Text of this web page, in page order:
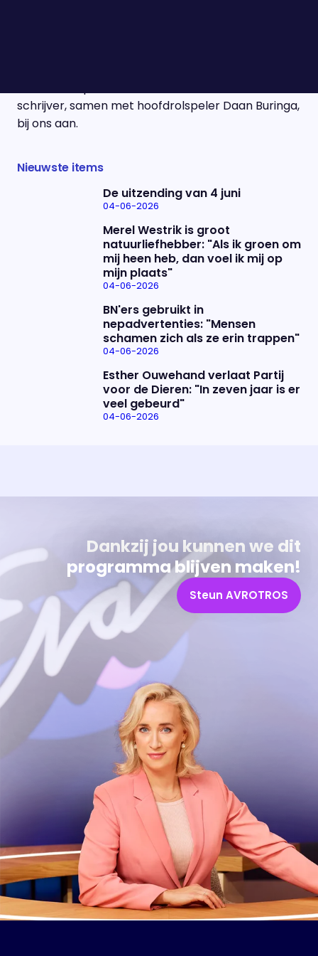
schrijver, samen met hoofdrolspeler Daan Buringa,
bij ons aan.
Nieuwste items
De uitzending van 4 juni
04-06-2026
Merel Westrik is groot
natuurliefhebber: "Als ik groen om
mij heen heb, dan voel ik mij op
mijn plaats"
04-06-2026
BN'ers gebruikt in
nepadvertenties: "Mensen
schamen zich als ze erin trappen"
04-06-2026
Esther Ouwehand verlaat Partij
voor de Dieren: "In zeven jaar is er
veel gebeurd"
04-06-2026
Dankzij jou kunnen we dit
programma blijven maken!
Steun AVROTROS